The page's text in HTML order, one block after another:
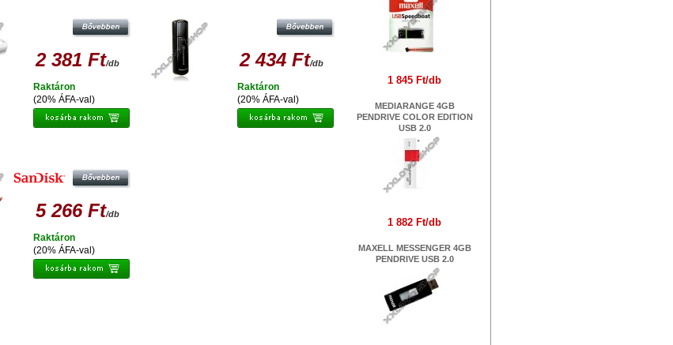
2 381 Ft/db
(20% ÁFA-val)
Raktáron
2 434 Ft/db
(20% ÁFA-val)
Raktáron
5 266 Ft/db
(20% ÁFA-val)
Raktáron
1 845 Ft/db
MEDIARANGE 4GB
PENDRIVE COLOR EDITION
USB 2.0
1 882 Ft/db
MAXELL MESSENGER 4GB
PENDRIVE USB 2.0